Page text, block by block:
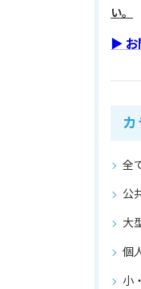
い。
▶︎ お
カ
全
公
大
個
小